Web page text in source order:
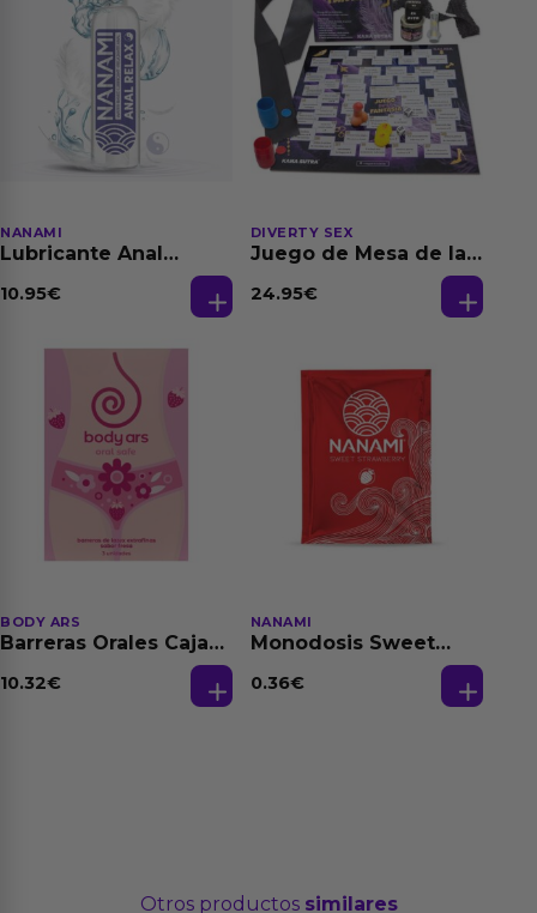
NANAMI
Lubricante Anal
Dilatación Base Agua
10.95€
DIVERTY SEX
Juego de Mesa de las
24.95€
BODY ARS
Barreras Orales Caja
10.32€
NANAMI
Monodosis Sweet
Base Agua 4 ml
0.36€
Otros productos similares